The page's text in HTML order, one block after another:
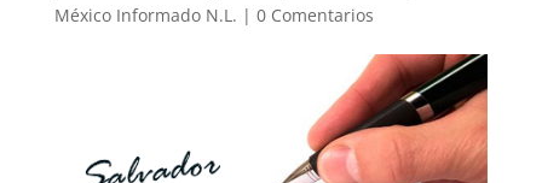
México Informado N.L. | 0 Comentarios